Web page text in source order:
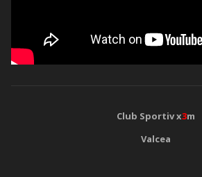
Club Sportiv x3m
Valcea